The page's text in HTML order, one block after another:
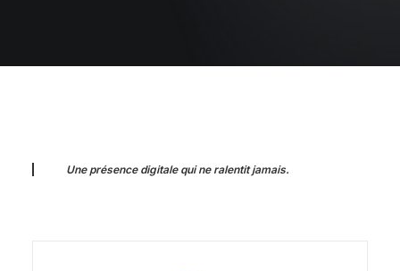
Une présence digitale qui ne ralentit jamais.